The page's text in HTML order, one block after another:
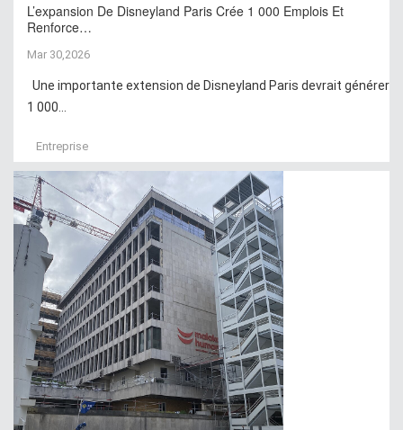
L’expansion De Disneyland Paris Crée 1 000 Emplois Et
Renforce…
Mar 30,2026
Une importante extension de Disneyland Paris devrait générer
1 000...
Entreprise